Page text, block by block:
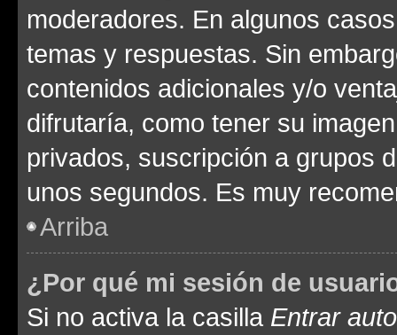
moderadores. En algunos
temas y respuestas. Sin
contenidos adicionales y/o
difrutaría, como tener su
privados, suscripción a grupos
unos segundos. Es muy
Arriba
¿Por qué mi sesión de
Si no activa la casilla Entrar